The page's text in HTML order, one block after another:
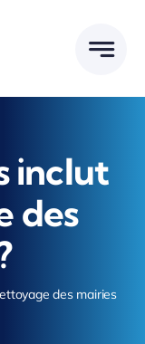
inclut
des
des mairies